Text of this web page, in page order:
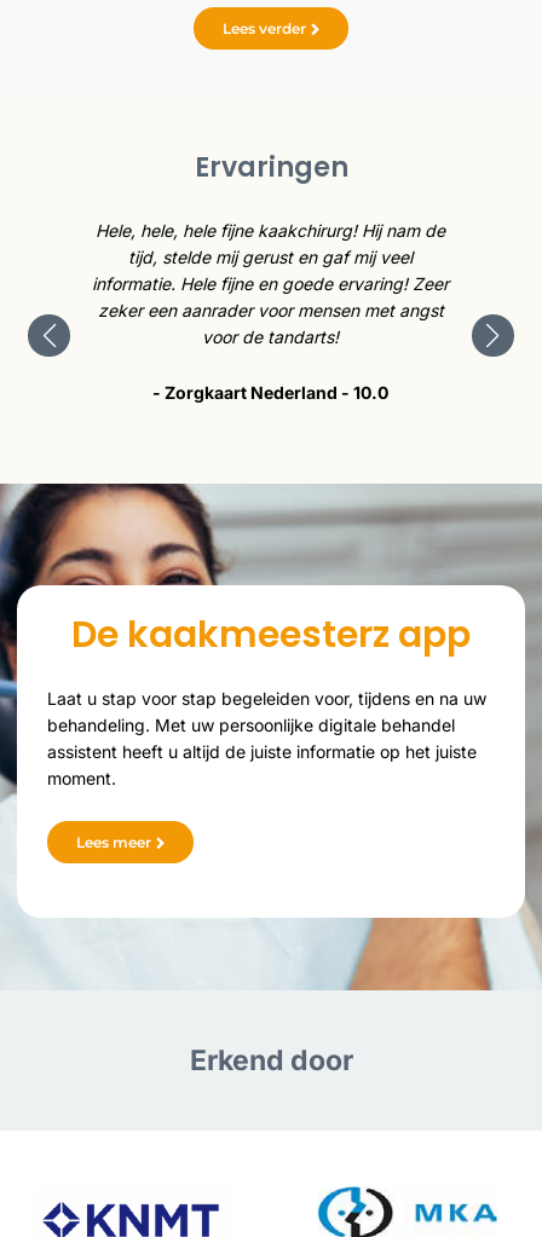
Lees verder
Ervaringen
heel
Hele, hele, hele fijne kaakchirurg! Hij nam de
tijd, stelde mij gerust en gaf mij veel
informatie. Hele fijne en goede ervaring! Zeer
zeker een aanrader voor mensen met angst
voor de tandarts!
- Zorgkaart Nederland - 10.0
De kaakmeesterz app
Laat u stap voor stap begeleiden voor, tijdens en na uw
behandeling. Met uw persoonlijke digitale behandel
assistent heeft u altijd de juiste informatie op het juiste
moment.
Lees meer
Erkend door